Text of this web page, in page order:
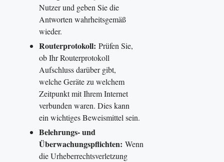
Nutzer und geben Sie die
Antworten wahrheitsgemäß
wieder.
Routerprotokoll: Prüfen Sie,
ob Ihr Routerprotokoll
Aufschluss darüber gibt,
welche Geräte zu welchem
Zeitpunkt mit Ihrem Internet
verbunden waren. Dies kann
ein wichtiges Beweismittel sein.
Belehrungs- und
Überwachungspflichten: Wenn
die Urheberrechtsverletzung